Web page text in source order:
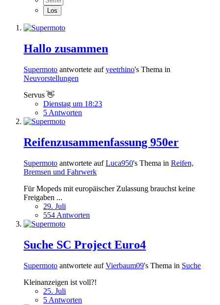
Hallo zusammen
Supermoto antwortete aufyeetrhino's Thema in
Neuvorstellungen
Servus 👋
Dienstag um 18:23
5 Antworten
Reifenzusammenfassung 950er
Supermoto antwortete aufLuca950's Thema in Reifen,
Bremsen und Fahrwerk
Für Mopeds mit europäischer Zulassung brauchst keine
Freigaben ...
29. Juli
554 Antworten
Suche SC Project Euro4
Supermoto antwortete aufVierbaum09's Thema in Suche
Kleinanzeigen ist voll?!
25. Juli
5 Antworten